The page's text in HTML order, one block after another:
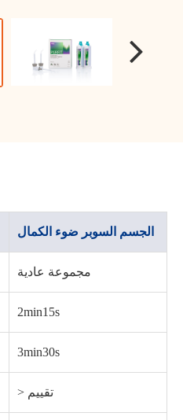
الجسم السوبر ضوء الكمال
مجموعة عادية
2min15s
3min30s
> تقييم